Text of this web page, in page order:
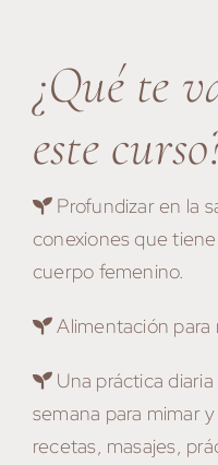
¿Qué te
este
Profundizar en la
conexiones que
cuerpo femenino.
Alimentación
Una práctica
semana para mimar
recetas, masajes,